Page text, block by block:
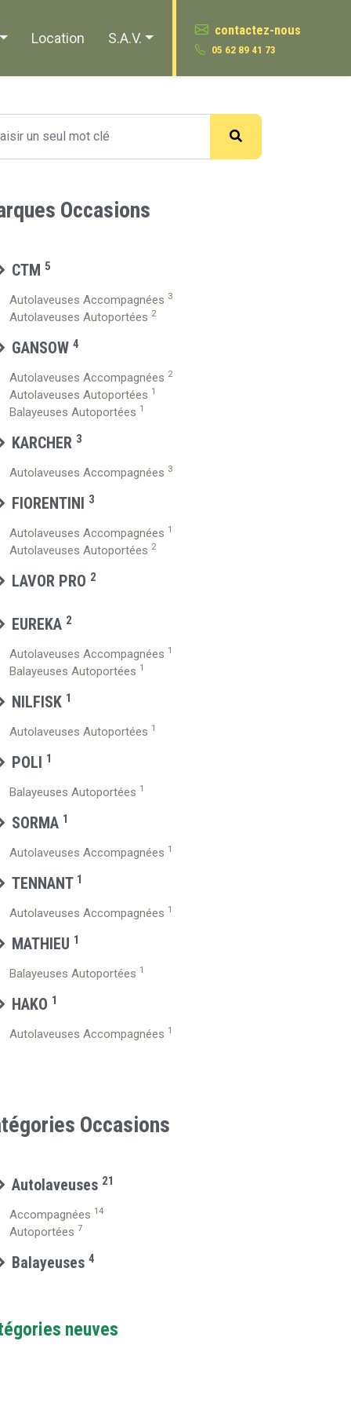
Location S.A.V. contactez-nous
05 62 89 41 73
Occasions
CTM 5
Autolaveuses Accompagnées 3
Autolaveuses Autoportées 2
GANSOW 4
Autolaveuses Accompagnées 2
Autolaveuses Autoportées 1
Balayeuses Autoportées 1
KARCHER 3
Autolaveuses Accompagnées 3
FIORENTINI 3
Autolaveuses Accompagnées 1
Autolaveuses Autoportées 2
LAVOR PRO 2
EUREKA 2
Autolaveuses Accompagnées 1
Balayeuses Autoportées 1
NILFISK 1
Autolaveuses Autoportées 1
POLI 1
Balayeuses Autoportées 1
SORMA 1
Autolaveuses Accompagnées 1
TENNANT 1
Autolaveuses Accompagnées 1
MATHIEU 1
Balayeuses Autoportées 1
HAKO 1
Autolaveuses Accompagnées 1
Occasions
Autolaveuses 21
Accompagnées 14
Autoportées 7
Balayeuses 4
neuves